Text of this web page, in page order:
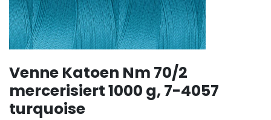
Venne Katoen Nm 70/2
mercerisiert 1000 g, 7-4057
turquoise